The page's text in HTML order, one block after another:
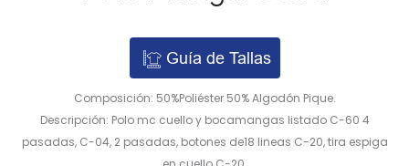
Guía de Tallas
Composición: 50%Poliéster 50% Algodón Pique.
Descripción: Polo mc cuello y bocamangas listado C-60 4
pasadas, C-04, 2 pasadas, botones de18 lineas C-20, tira espiga